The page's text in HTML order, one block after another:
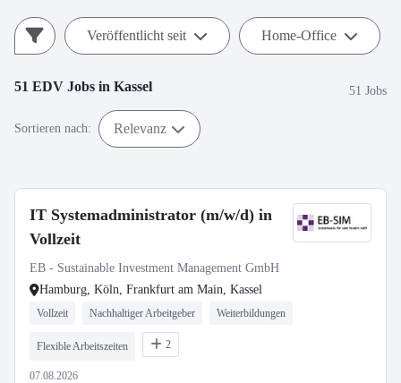
Veröffentlicht seit Home-Office
51 EDV Jobs in Kassel 51 Jobs
Sortieren nach: Relevanz
IT Systemadministrator (m/w/d) in
Vollzeit
EB - Sustainable Investment Management GmbH
Hamburg, Köln, Frankfurt am Main, Kassel
Vollzeit Nachhaltiger Arbeitgeber Weiterbildungen
Flexible Arbeitszeiten 2
07.08.2026